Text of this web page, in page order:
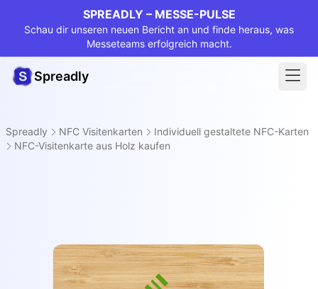
SPREADLY – MESSE-PULSE
Schau dir unseren neuen Bericht an und finde heraus, was
Messeteams erfolgreich macht.
Spreadly
Spreadly NFC Visitenkarten
Individuell gestaltete NFC-Karten
NFC-Visitenkarte aus Holz kaufen